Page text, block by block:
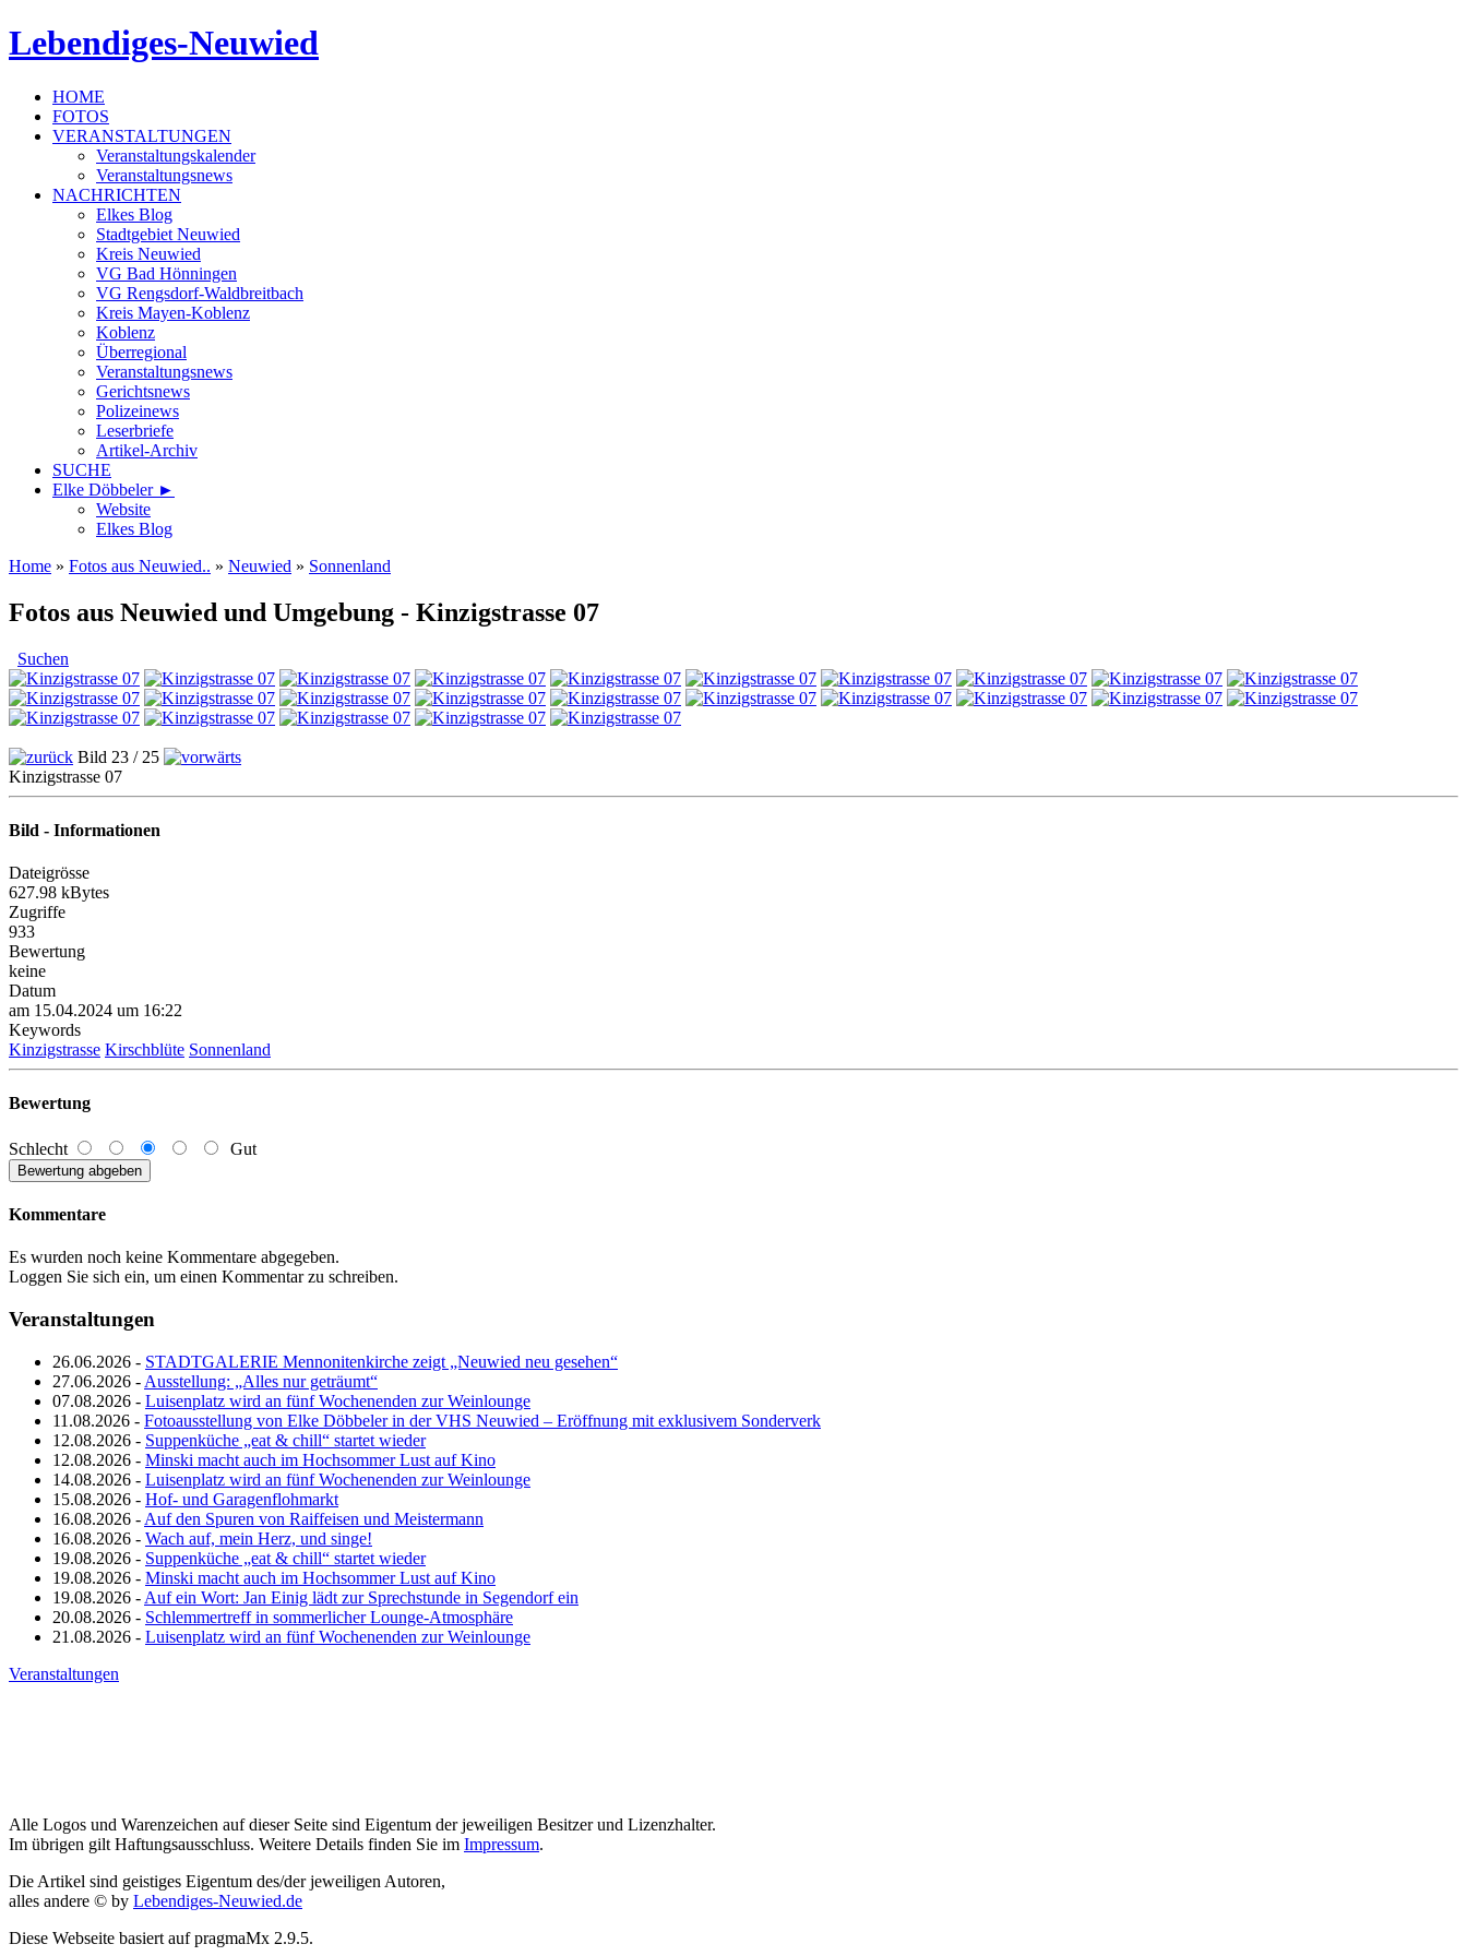
Lebendiges-Neuwied
HOME
FOTOS
VERANSTALTUNGEN
Veranstaltungskalender
Veranstaltungsnews
NACHRICHTEN
Elkes Blog
Stadtgebiet Neuwied
Kreis Neuwied
VG Bad Hönningen
VG Rengsdorf-Waldbreitbach
Kreis Mayen-Koblenz
Koblenz
Überregional
Veranstaltungsnews
Gerichtsnews
Polizeinews
Leserbriefe
Artikel-Archiv
SUCHE
Elke Döbbeler ►
Website
Elkes Blog
Home » Fotos aus Neuwied.. » Neuwied » Sonnenland
Fotos aus Neuwied und Umgebung - Kinzigstrasse 07
Suchen
Bild 23 / 25
Kinzigstrasse 07
Bild - Informationen
Dateigrösse
627.98 kBytes
Zugriffe
933
Bewertung
keine
Datum
am 15.04.2024 um 16:22
Keywords
Kinzigstrasse Kirschblüte Sonnenland
Bewertung
Schlecht Gut
Kommentare
Es wurden noch keine Kommentare abgegeben.
Loggen Sie sich ein, um einen Kommentar zu schreiben.
Veranstaltungen
26.06.2026 - STADTGALERIE Mennonitenkirche zeigt „Neuwied neu gesehen“
27.06.2026 - Ausstellung: „Alles nur geträumt“
07.08.2026 - Luisenplatz wird an fünf Wochenenden zur Weinlounge
11.08.2026 - Fotoausstellung von Elke Döbbeler in der VHS Neuwied – Eröffnung mit exklusivem Sonderverk
12.08.2026 - Suppenküche „eat & chill“ startet wieder
12.08.2026 - Minski macht auch im Hochsommer Lust auf Kino
14.08.2026 - Luisenplatz wird an fünf Wochenenden zur Weinlounge
15.08.2026 - Hof- und Garagenflohmarkt
16.08.2026 - Auf den Spuren von Raiffeisen und Meistermann
16.08.2026 - Wach auf, mein Herz, und singe!
19.08.2026 - Suppenküche „eat & chill“ startet wieder
19.08.2026 - Minski macht auch im Hochsommer Lust auf Kino
19.08.2026 - Auf ein Wort: Jan Einig lädt zur Sprechstunde in Segendorf ein
20.08.2026 - Schlemmertreff in sommerlicher Lounge-Atmosphäre
21.08.2026 - Luisenplatz wird an fünf Wochenenden zur Weinlounge
Veranstaltungen
Alle Logos und Warenzeichen auf dieser Seite sind Eigentum der jeweiligen Besitzer und Lizenzhalter.
Im übrigen gilt Haftungsausschluss. Weitere Details finden Sie im Impressum.
Die Artikel sind geistiges Eigentum des/der jeweiligen Autoren,
alles andere © by Lebendiges-Neuwied.de
Diese Webseite basiert auf pragmaMx 2.9.5.